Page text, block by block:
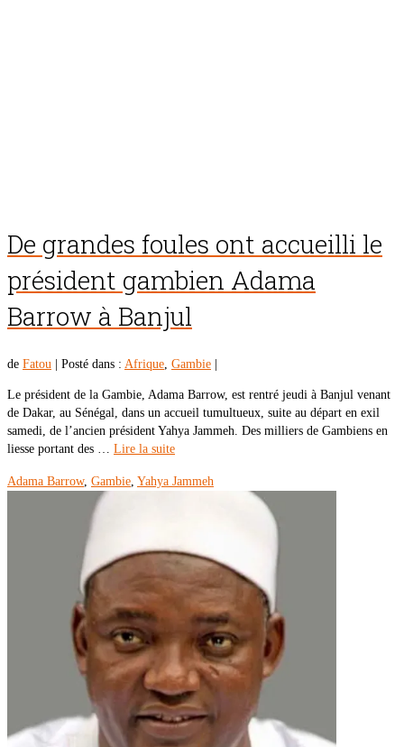
De grandes foules ont accueilli le
président gambien Adama
Barrow à Banjul
de Fatou Posté dans : Afrique, Gambie
Le président de la Gambie, Adama Barrow, est rentré jeudi à Banjul venant
de Dakar, au Sénégal, dans un accueil tumultueux, suite au départ en exil
samedi, de l’ancien président Yahya Jammeh. Des milliers de Gambiens en
liesse portant des … Lire la suite
Adama Barrow, Gambie, Yahya Jammeh